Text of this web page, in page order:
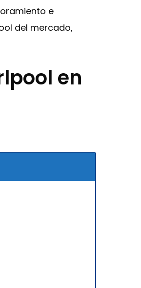
e
del mercado,
en